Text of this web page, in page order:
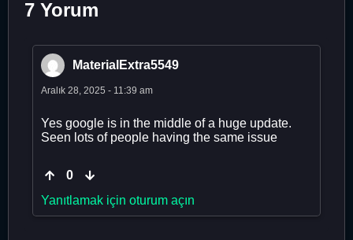
7 Yorum
MaterialExtra5549
Aralık 28, 2025 - 11:39 am
Yes google is in the middle of a huge update.
Seen lots of people having the same issue
0
Yanıtlamak için oturum açın